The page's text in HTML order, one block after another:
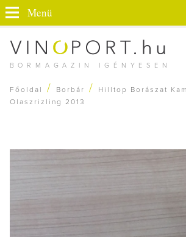
BORMAGAZIN IGÉNYESEN
Menü
Főoldal / Borbár /
Hilltop Borászat
Olaszrizling 2013